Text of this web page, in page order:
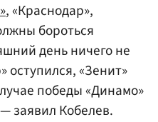
, «Краснодар»,
бороться
день ничего не
оступился, «Зенит»
победы «Динамо»
заявил Кобелев.